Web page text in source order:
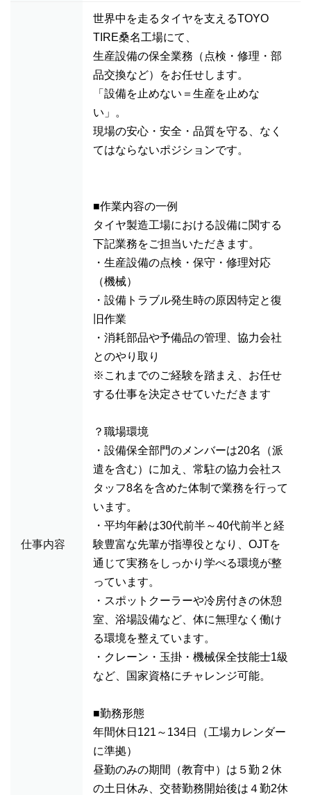
仕事内容
世界中を走るタイヤを支えるTOYO
TIRE桑名工場にて、
生産設備の保全業務（点検・修理・部
品交換など）をお任せします。
「設備を止めない＝生産を止めな
い」。
現場の安心・安全・品質を守る、なく
てはならないポジションです。
■作業内容の一例
タイヤ製造工場における設備に関する
下記業務をご担当いただきます。
・生産設備の点検・保守・修理対応
（機械）
・設備トラブル発生時の原因特定と復
旧作業
・消耗部品や予備品の管理、協力会社
とのやり取り
※これまでのご経験を踏まえ、お任せ
する仕事を決定させていただきます
？職場環境
・設備保全部門のメンバーは20名（派
遣を含む）に加え、常駐の協力会社ス
タッフ8名を含めた体制で業務を行って
います。
・平均年齢は30代前半～40代前半と経
験豊富な先輩が指導役となり、OJTを
通じて実務をしっかり学べる環境が整
っています。
・スポットクーラーや冷房付きの休憩
室、浴場設備など、体に無理なく働け
る環境を整えています。
・クレーン・玉掛・機械保全技能士1級
など、国家資格にチャレンジ可能。
■勤務形態
年間休日121～134日（工場カレンダー
に準拠）
昼勤のみの期間（教育中）は５勤２休
の土日休み、交替勤務開始後は４勤2休